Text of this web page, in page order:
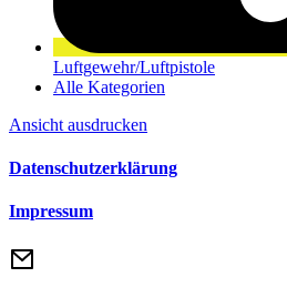
Luftgewehr/Luftpistole
Alle Kategorien
Ansicht ausdrucken
Datenschutzerklärung
Impressum